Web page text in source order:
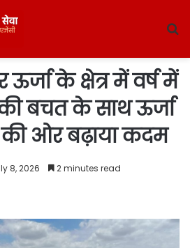
के क्षेत्र में वर्ष में
बचत के साथ ऊर्जा
की ओर बढ़ाया कदम
8, 2026 2 minutes read